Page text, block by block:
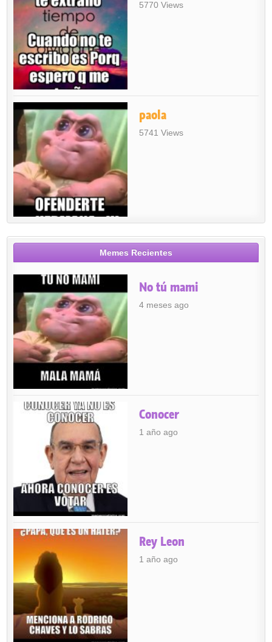
5770 Views
paola
5741 Views
Memes Recientes
No tú mami
4 meses ago
Conocer
1 año ago
Rey Leon
1 año ago